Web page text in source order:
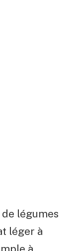
légumes
léger à